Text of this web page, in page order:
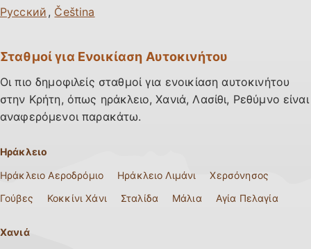
,
Σταθμοί για Ενοικίαση Αυτοκινήτου
Οι πιο δημοφιλείς σταθμοί για ενοικίαση αυτοκινήτου
στην Κρήτη, όπως ηράκλειο, Χανιά, Λασίθι, Ρεθύμνο είναι
αναφερόμενοι παρακάτω.
Ηράκλειο
Ηράκλειο Αεροδρόμιο
Ηράκλειο Λιμάνι
Χερσόνησος
Γούβες
Κοκκίνι Χάνι Σταλίδα Μάλια Αγία Πελαγία
Χανιά